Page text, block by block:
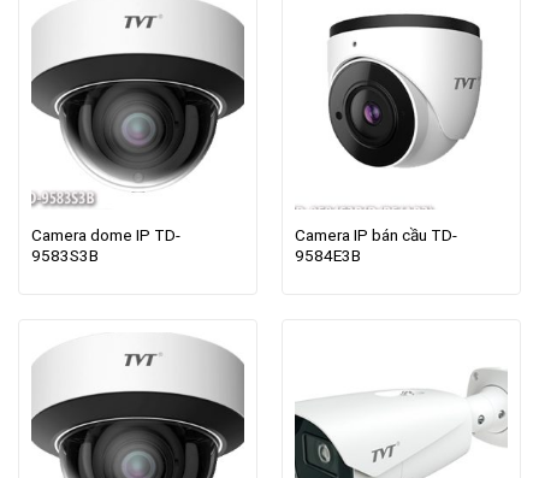
Camera dome IP TD-
9583S3B
Camera IP bán cầu TD-
9584E3B